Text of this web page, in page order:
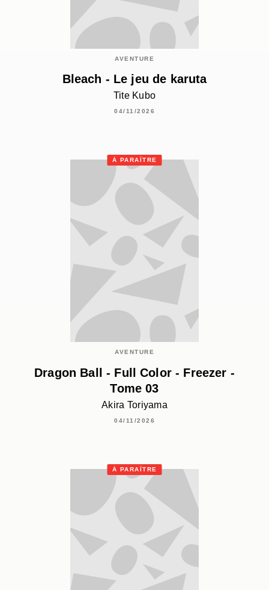
AVENTURE
Bleach - Le jeu de karuta
Tite Kubo
04/11/2026
À PARAÎTRE
AVENTURE
Dragon Ball - Full Color - Freezer -
Tome 03
Akira Toriyama
04/11/2026
À PARAÎTRE